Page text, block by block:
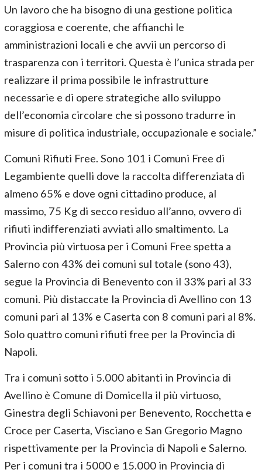
Un lavoro che ha bisogno di una gestione politica
coraggiosa e coerente, che affianchi le
amministrazioni locali e che avvii un percorso di
trasparenza con i territori. Questa è l’unica strada per
realizzare il prima possibile le infrastrutture
necessarie e di opere strategiche allo sviluppo
dell’economia circolare che si possono tradurre in
misure di politica industriale, occupazionale e sociale.”
Comuni Rifiuti Free. Sono 101 i Comuni Free di
Legambiente quelli dove la raccolta differenziata di
almeno 65% e dove ogni cittadino produce, al
massimo, 75 Kg di secco residuo all’anno, ovvero di
rifiuti indifferenziati avviati allo smaltimento. La
Provincia più virtuosa per i Comuni Free spetta a
Salerno con 43% dei comuni sul totale (sono 43),
segue la Provincia di Benevento con il 33% pari al 33
comuni. Più distaccate la Provincia di Avellino con 13
comuni pari al 13% e Caserta con 8 comuni pari al 8%.
Solo quattro comuni rifiuti free per la Provincia di
Napoli.
Tra i comuni sotto i 5.000 abitanti in Provincia di
Avellino è Comune di Domicella il più virtuoso,
Ginestra degli Schiavoni per Benevento, Rocchetta e
Croce per Caserta, Visciano e San Gregorio Magno
rispettivamente per la Provincia di Napoli e Salerno.
Per i comuni tra i 5000 e 15.000 in Provincia di